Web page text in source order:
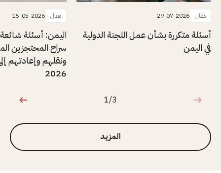
مقال 29-07-2026
أسئلة متكررة بشأن عمل اللجنة الدولية
في اليمن
مقال 15-05-2026
اليمن: أسئلة
سراح المحتجزين
ونقلهم وإعادتهم
2026
1 من 3
1/3
المزيد